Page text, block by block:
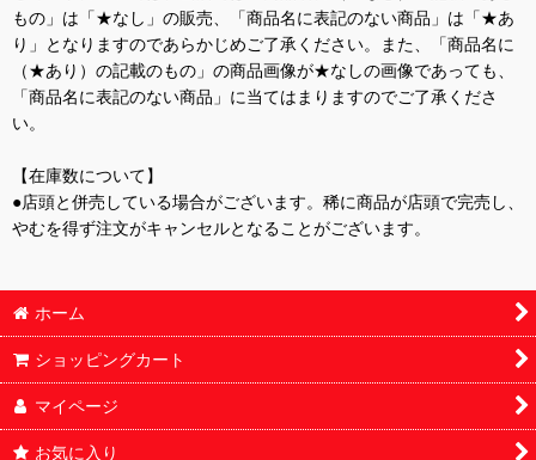
もの」は「★なし」の販売、「商品名に表記のない商品」は「★あ
り」となりますのであらかじめご了承ください。また、「商品名に
（★あり）の記載のもの」の商品画像が★なしの画像であっても、
「商品名に表記のない商品」に当てはまりますのでご了承くださ
い。
【在庫数について】
●店頭と併売している場合がございます。稀に商品が店頭で完売し、
やむを得ず注文がキャンセルとなることがございます。
ホーム
ショッピングカート
マイページ
お気に入り